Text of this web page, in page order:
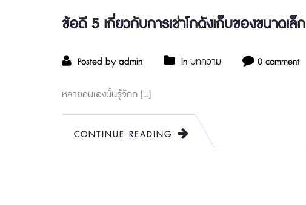
ข้อดี 5 เกี่ยวกับการเช่าโกดังเก็บของขนาดเล็ก
Posted by admin In บทความ 0 comment
หลายคนเองนั้นรู้จักก […]
CONTINUE READING